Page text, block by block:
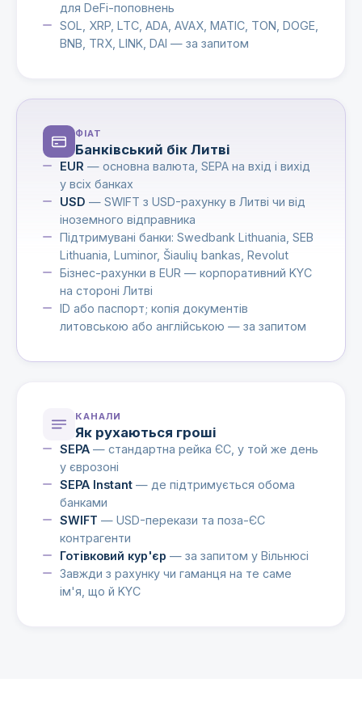
для DeFi-поповнень
SOL, XRP, LTC, ADA, AVAX, MATIC, TON, DOGE,
BNB, TRX, LINK, DAI — за запитом
ФІАТ
Банківський бік Литві
EUR — основна валюта, SEPA на вхід і вихід
у всіх банках
USD — SWIFT з USD-рахунку в Литві чи від
іноземного відправника
Підтримувані банки: Swedbank Lithuania, SEB
Lithuania, Luminor, Šiaulių bankas, Revolut
Бізнес-рахунки в EUR — корпоративний KYC
на стороні Литві
ID або паспорт; копія документів
литовською або англійською — за запитом
КАНАЛИ
Як рухаються гроші
SEPA— стандартна рейка ЄС, у той же день
у єврозоні
SEPA Instant— де підтримується обома
банками
SWIFT — USD-перекази та поза-ЄС
контрагенти
Готівковий кур'єр — за запитом у Вільнюсі
Завжди з рахунку чи гаманця на те саме
ім'я, що й KYC